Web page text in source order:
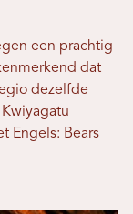
een prachtig
dat
dezelfde
Engels: Bears